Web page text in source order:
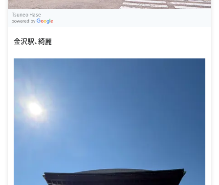
Tsuneo Hase
金沢駅、綺麗